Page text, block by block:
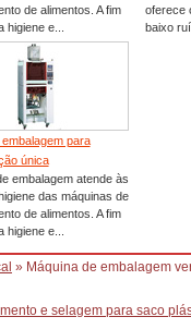
de alimentos. A fim
higiene e...
oferece
baixo
para
única
embalagem atende às
das máquinas de
de alimentos. A fim
higiene e...
» Máquina de embalagem
e selagem para saco